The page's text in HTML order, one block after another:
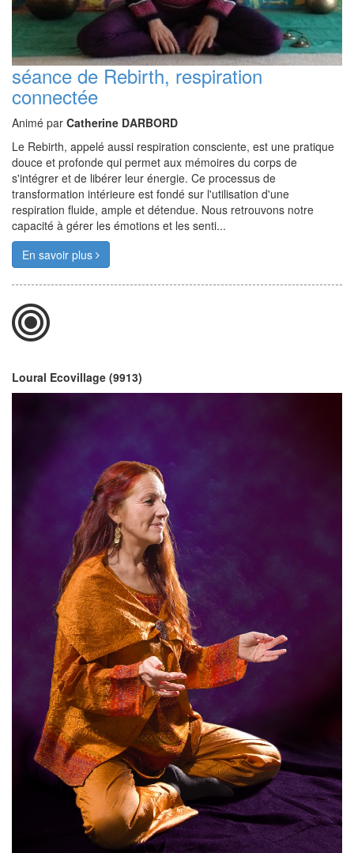
séance de Rebirth, respiration
connectée
Animé par Catherine DARBORD
Le Rebirth, appelé aussi respiration consciente, est une pratique
douce et profonde qui permet aux mémoires du corps de
s'intégrer et de libérer leur énergie. Ce processus de
transformation intérieure est fondé sur l'utilisation d'une
respiration fluide, ample et détendue. Nous retrouvons notre
capacité à gérer les émotions et les senti...
En savoir plus
Loural Ecovillage (9913)